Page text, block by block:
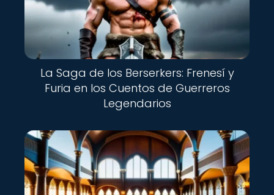
La Saga de los Berserkers: Frenesí y
Furia en los Cuentos de Guerreros
Legendarios